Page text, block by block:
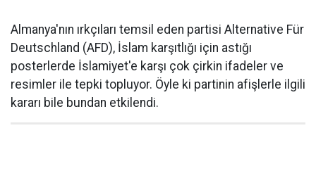
Almanya'nın ırkçıları temsil eden partisi Alternative Für
Deutschland (AFD), İslam karşıtlığı için astığı
posterlerde İslamiyet'e karşı çok çirkin ifadeler ve
resimler ile tepki topluyor. Öyle ki partinin afişlerle ilgili
kararı bile bundan etkilendi.